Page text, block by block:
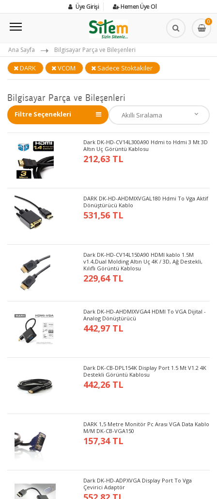
Üye Girişi Hemen Üye Ol
0
Ana Sayfa Bilgisayar Parça ve Bileşenleri
DARK VCOM Sadece Stoktakiler
Bilgisayar Parça ve Bileşenleri
Filtre Seçenekleri
Dark DK-HD-CV14L300A90 Hdmi to Hdmi 3 Mt 3D
Altın Uç Görüntü Kablosu
212,63 TL
DARK DK-HD-AHDMIXVGAL180 Hdmi To Vga Aktif
Dönüştürücü Kablo
531,56 TL
Dark DK-HD-CV14L150A90 HDMI kablo 1.5M
v1.4,Dual Molding Altın Uç 4K / 3D, Ağ Destekli,
Kılıflı Görüntü Kablosu
229,64 TL
Dark DK-HD-AHDMIXVGA4 HDMI To VGA Dijital -
Analog Dönüştürücü
442,97 TL
Dark DK-CB-DPL154K Display Port 1.5 Mt V1.2 4K
Destekli Görüntü Kablosu
442,26 TL
DARK 1,5 Metre Monitör Pc Arası VGA Data Kablo
M/M DK-CB-VGA150
157,34 TL
Dark DK-HD-ADPXVGA Display Port To Vga
Çevirici Adaptör